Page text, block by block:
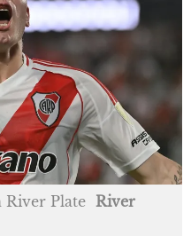
River Plate River